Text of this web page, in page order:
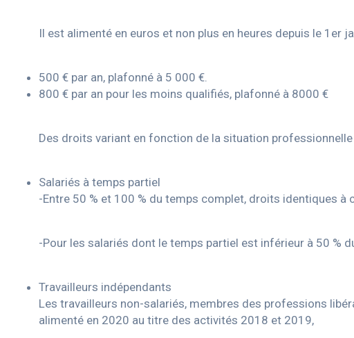
Il est alimenté en euros et non plus en heures depuis le 1er
500 € par an, plafonné à 5 000 €.
800 € par an pour les moins qualifiés, plafonné à 8000 €
Des droits variant en fonction de la situation professionnelle
Salariés à temps partiel
-Entre 50 % et 100 % du temps complet, droits identiques à
-Pour les salariés dont le temps partiel est inférieur à 50 %
Travailleurs indépendants
Les travailleurs non-salariés, membres des professions
alimenté en 2020 au titre des activités 2018 et 2019,